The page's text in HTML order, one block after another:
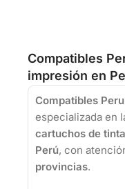
Compatibles
impresión en
Compatibles
especializada en
cartuchos de
Perú, con
provincias.